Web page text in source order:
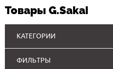
Товары G.sakai
КАТЕГОРИИ
ФИЛЬТРЫ